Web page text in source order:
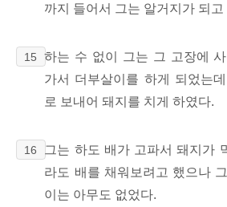
까지 들어서 그는 알거지가 되고
15
하는 수 없이 그는 그 고장에
가서 더부살이를 하게 되었는
로 보내어 돼지를 치게 하였다.
16
그는 하도 배가 고파서 돼지가
라도 배를 채워보려고 했으나
이는 아무도 없었다.